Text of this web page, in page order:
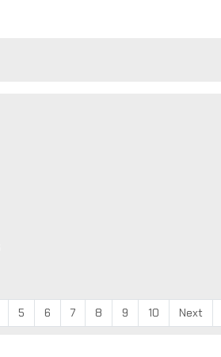
5 6 7 8 9 10 Next